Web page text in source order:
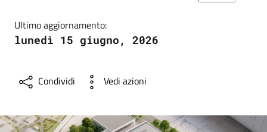
Ultimo aggiornamento:
lunedì 15 giugno, 2026
Condividi Vedi azioni